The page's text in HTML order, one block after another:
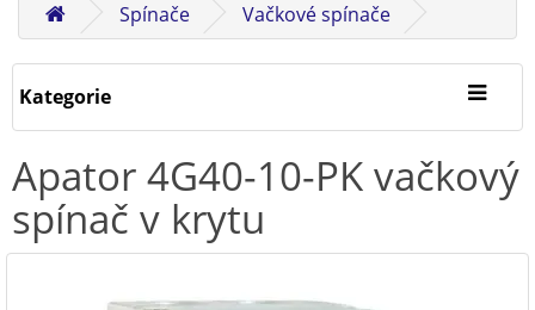
Spínače Vačkové spínače
Kategorie
Apator 4G40-10-PK vačkový
spínač v krytu